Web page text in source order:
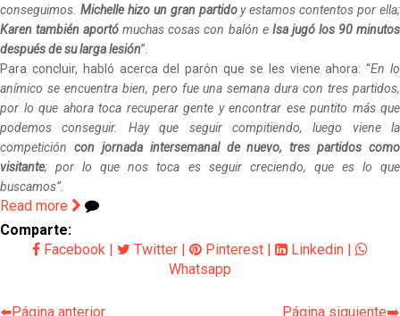
conseguimos. Michelle hizo un gran partidoy estamos contentos por ella;
Karen también aportó muchas cosas con balón e Isa jugó los 90 minutos
después de su larga lesión”.
Para concluir, habló acerca del parón que se les viene ahora: “En lo
anímico se encuentra bien, pero fue una semana dura con tres partidos,
por lo que ahora toca recuperar gente y encontrar ese puntito más que
podemos conseguir. Hay que seguir compitiendo, luego viene la
competición con jornada intersemanal de nuevo, tres partidos como
visitante; por lo que nos toca es seguir creciendo, que es lo que
buscamos”.
Read more
Comparte:
Facebook | Twitter | Pinterest | Linkedin |
Whatsapp
⬅️Página anterior Página siguiente➡️